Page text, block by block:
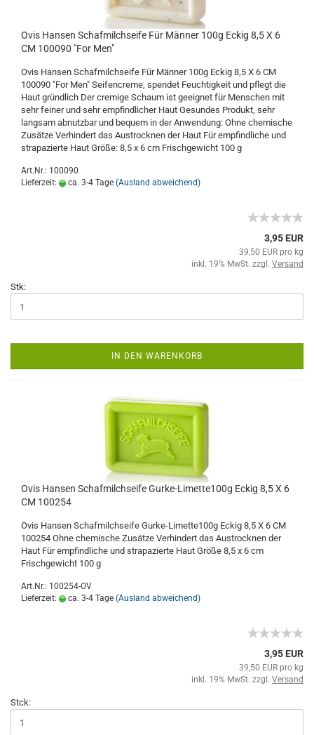
Ovis Hansen Schafmilchseife Für Männer 100g Eckig 8,5 X 6
CM 100090 "For Men"
Ovis Hansen Schafmilchseife Für Männer 100g Eckig 8,5 X 6 CM
100090 "For Men" Seifencreme, spendet Feuchtigkeit und pflegt die
Haut gründlich Der cremige Schaum ist geeignet für Menschen mit
sehr feiner und sehr empfindlicher Haut Gesundes Produkt, sehr
langsam abnutzbar und bequem in der Anwendung: Ohne chemische
Zusätze Verhindert das Austrocknen der Haut Für empfindliche und
strapazierte Haut Größe: 8,5 x 6 cm Frischgewicht 100 g
Art.Nr.: 100090
Lieferzeit:
ca. 3-4 Tage (Ausland abweichend)
3,95 EUR
39,50 EUR pro kg
inkl. 19% MwSt. zzgl. Versand
Stk:
IN DEN WARENKORB
Ovis Hansen Schafmilchseife Gurke-Limette100g Eckig 8,5 X 6
CM 100254
Ovis Hansen Schafmilchseife Gurke-Limette100g Eckig 8,5 X 6 CM
100254 Ohne chemische Zusätze Verhindert das Austrocknen der
Haut Für empfindliche und strapazierte Haut Größe 8,5 x 6 cm
Frischgewicht 100 g
Art.Nr.: 100254-OV
Lieferzeit:
ca. 3-4 Tage (Ausland abweichend)
3,95 EUR
39,50 EUR pro kg
inkl. 19% MwSt. zzgl. Versand
Stck: